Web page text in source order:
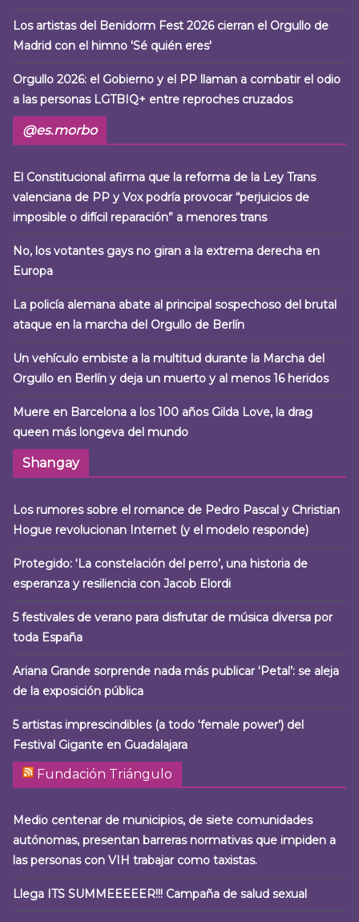
Los artistas del Benidorm Fest 2026 cierran el Orgullo de
Madrid con el himno 'Sé quién eres'
Orgullo 2026: el Gobierno y el PP llaman a combatir el odio
a las personas LGTBIQ+ entre reproches cruzados
@es.morbo
El Constitucional afirma que la reforma de la Ley Trans
valenciana de PP y Vox podría provocar “perjuicios de
imposible o difícil reparación” a menores trans
No, los votantes gays no giran a la extrema derecha en
Europa
La policía alemana abate al principal sospechoso del brutal
ataque en la marcha del Orgullo de Berlín
Un vehículo embiste a la multitud durante la Marcha del
Orgullo en Berlín y deja un muerto y al menos 16 heridos
Muere en Barcelona a los 100 años Gilda Love, la drag
queen más longeva del mundo
Shangay
Los rumores sobre el romance de Pedro Pascal y Christian
Hogue revolucionan Internet (y el modelo responde)
Protegido: ‘La constelación del perro’, una historia de
esperanza y resiliencia con Jacob Elordi
5 festivales de verano para disfrutar de música diversa por
toda España
Ariana Grande sorprende nada más publicar ‘Petal’: se aleja
de la exposición pública
5 artistas imprescindibles (a todo ‘female power’) del
Festival Gigante en Guadalajara
Fundación Triángulo
Medio centenar de municipios, de siete comunidades
autónomas, presentan barreras normativas que impiden a
las personas con VIH trabajar como taxistas.
Llega ITS SUMMEEEEER!!! Campaña de salud sexual